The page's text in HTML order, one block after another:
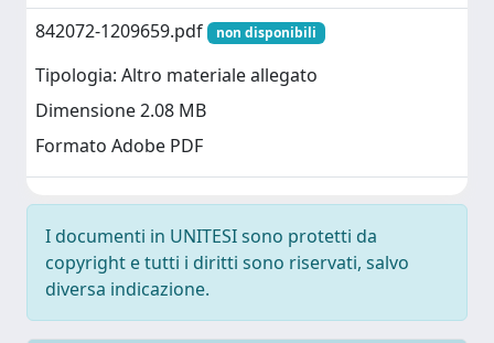
842072-1209659.pdf
non disponibili
Tipologia: Altro materiale allegato
Dimensione 2.08 MB
Formato Adobe PDF
I documenti in UNITESI sono protetti da
copyright e tutti i diritti sono riservati, salvo
diversa indicazione.